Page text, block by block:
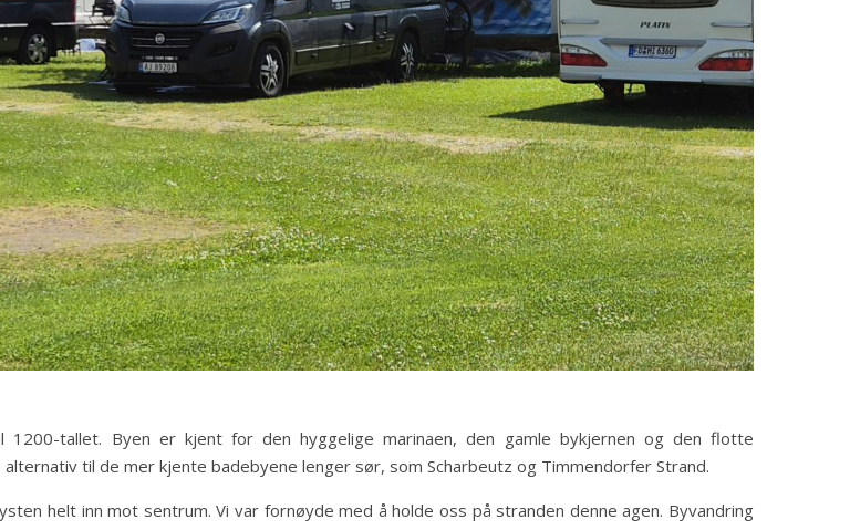
tallet. Byen er kjent for den hyggelige marinaen, den gamle bykjernen og den flotte
til de mer kjente badebyene lenger sør, som Scharbeutz og Timmendorfer Strand.
helt inn mot sentrum. Vi var fornøyde med å holde oss på stranden denne agen. Byvandring